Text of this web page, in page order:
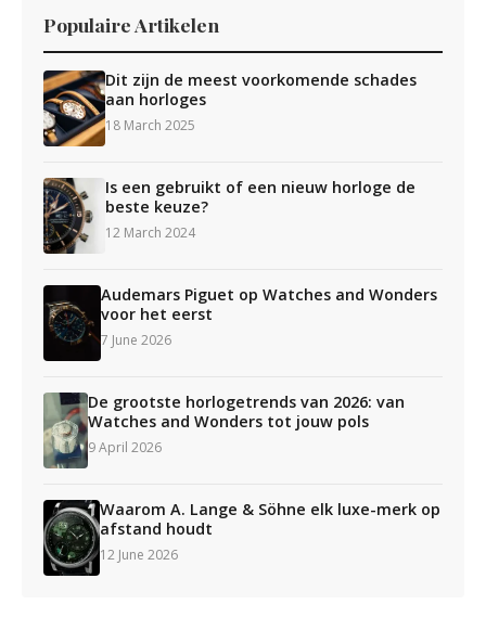
Populaire Artikelen
Dit zijn de meest voorkomende schades
aan horloges
18 March 2025
Is een gebruikt of een nieuw horloge de
beste keuze?
12 March 2024
Audemars Piguet op Watches and Wonders
voor het eerst
7 June 2026
De grootste horlogetrends van 2026: van
Watches and Wonders tot jouw pols
9 April 2026
Waarom A. Lange & Söhne elk luxe-merk op
afstand houdt
12 June 2026